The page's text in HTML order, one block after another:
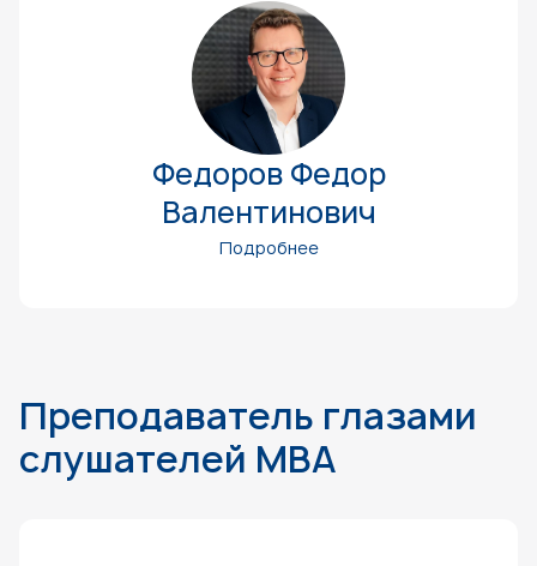
Федоров Федор
Валентинович
Подробнее
Преподаватель глазами
слушателей MBA